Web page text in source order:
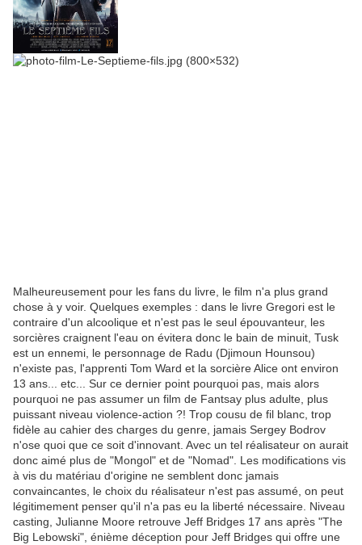
Malheureusement pour les fans du livre, le film n'a plus grand
chose à y voir. Quelques exemples : dans le livre Gregori est le
contraire d'un alcoolique et n'est pas le seul épouvanteur, les
sorcières craignent l'eau on évitera donc le bain de minuit, Tusk
est un ennemi, le personnage de Radu (Djimoun Hounsou)
n'existe pas, l'apprenti Tom Ward et la sorcière Alice ont environ
13 ans... etc... Sur ce dernier point pourquoi pas, mais alors
pourquoi ne pas assumer un film de Fantsay plus adulte, plus
puissant niveau violence-action ?! Trop cousu de fil blanc, trop
fidèle au cahier des charges du genre, jamais Sergey Bodrov
n'ose quoi que ce soit d'innovant. Avec un tel réalisateur on aurait
donc aimé plus de "Mongol" et de "Nomad". Les modifications vis
à vis du matériau d'origine ne semblent donc jamais
convaincantes, le choix du réalisateur n'est pas assumé, on peut
légitimement penser qu'il n'a pas eu la liberté nécessaire. Niveau
casting, Julianne Moore retrouve Jeff Bridges 17 ans après "The
Big Lebowski", énième déception pour Jeff Bridges qui offre une